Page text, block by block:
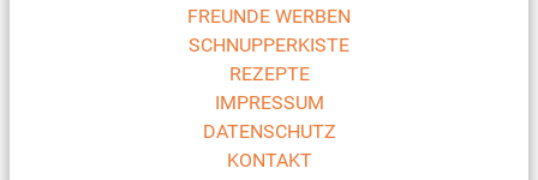
FREUNDE WERBEN
SCHNUPPERKISTE
REZEPTE
IMPRESSUM
DATENSCHUTZ
KONTAKT